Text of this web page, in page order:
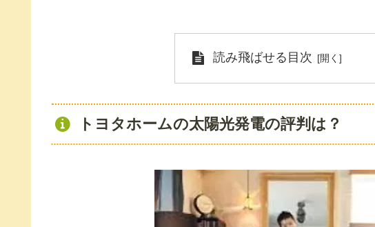
読み飛ばせる目次
トヨタホームの太陽光発電の評判は？